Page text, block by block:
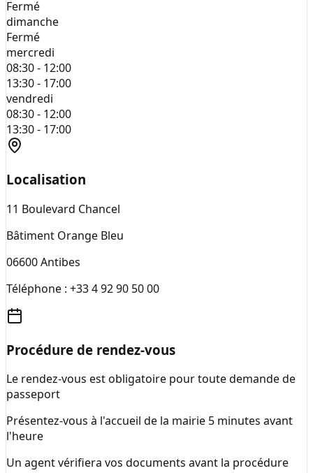
Fermé
dimanche
Fermé
mercredi
08:30 - 12:00
13:30 - 17:00
vendredi
08:30 - 12:00
13:30 - 17:00
Localisation
11 Boulevard Chancel
Bâtiment Orange Bleu
06600Antibes
Téléphone : +33 4 92 90 50 00
Procédure de rendez-vous
Le rendez-vous est obligatoire pour toute demande de
passeport
Présentez-vous à l'accueil de la mairie 5 minutes avant
l'heure
Un agent vérifiera vos documents avant la procédure